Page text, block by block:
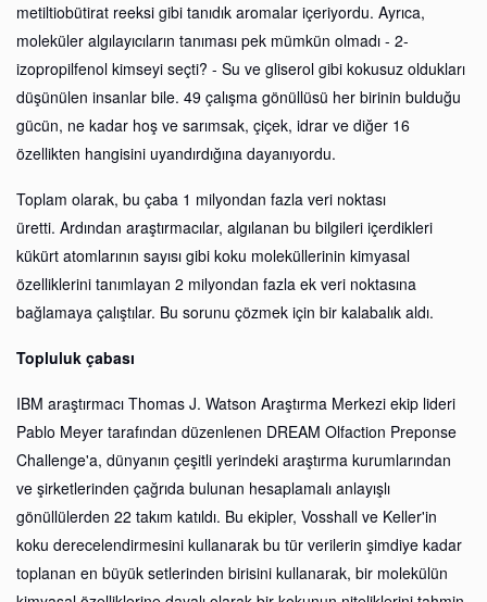
metiltiobütirat reeksi gibi tanıdık aromalar içeriyordu. Ayrıca,
moleküler algılayıcıların tanıması pek mümkün olmadı - 2-
izopropilfenol kimseyi seçti? - Su ve gliserol gibi kokusuz oldukları
düşünülen insanlar bile. 49 çalışma gönüllüsü her birinin bulduğu
gücün, ne kadar hoş ve sarımsak, çiçek, idrar ve diğer 16
özellikten hangisini uyandırdığına dayanıyordu.
Toplam olarak, bu çaba 1 milyondan fazla veri noktası
üretti. Ardından araştırmacılar, algılanan bu bilgileri içerdikleri
kükürt atomlarının sayısı gibi koku moleküllerinin kimyasal
özelliklerini tanımlayan 2 milyondan fazla ek veri noktasına
bağlamaya çalıştılar. Bu sorunu çözmek için bir kalabalık aldı.
Topluluk çabası
IBM araştırmacı Thomas J. Watson Araştırma Merkezi ekip lideri
Pablo Meyer tarafından düzenlenen DREAM Olfaction Preponse
Challenge'a, dünyanın çeşitli yerindeki araştırma kurumlarından
ve şirketlerinden çağrıda bulunan hesaplamalı anlayışlı
gönüllülerden 22 takım katıldı. Bu ekipler, Vosshall ve Keller'in
koku derecelendirmesini kullanarak bu tür verilerin şimdiye kadar
toplanan en büyük setlerinden birisini kullanarak, bir molekülün